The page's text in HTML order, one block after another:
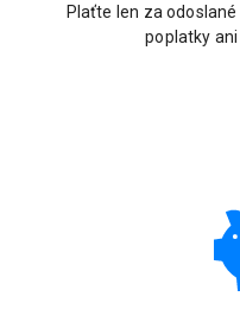
Plaťte len za
poplatky